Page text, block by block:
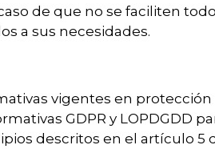
de que no se faciliten
a sus necesidades.
vigentes en protección
GDPR y LOPDGDD
descritos en el artículo 5